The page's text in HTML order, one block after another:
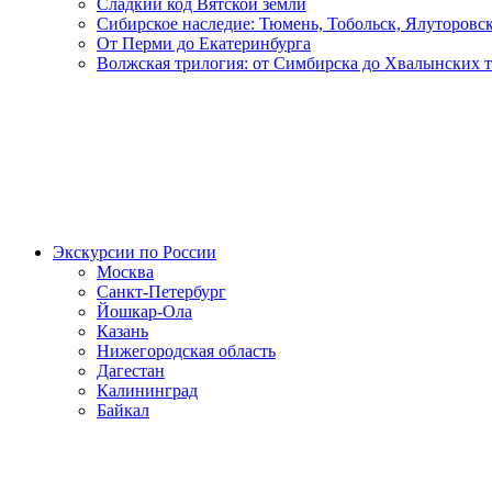
Сладкий код Вятской земли
Сибирское наследие: Тюмень, Тобольск,
От Перми до Екатеринбурга
Волжская трилогия: от Симбирска до Хвалынских
Экскурсии по России
Москва
Санкт-Петербург
Йошкар-Ола
Казань
Нижегородская область
Дагестан
Калининград
Байкал